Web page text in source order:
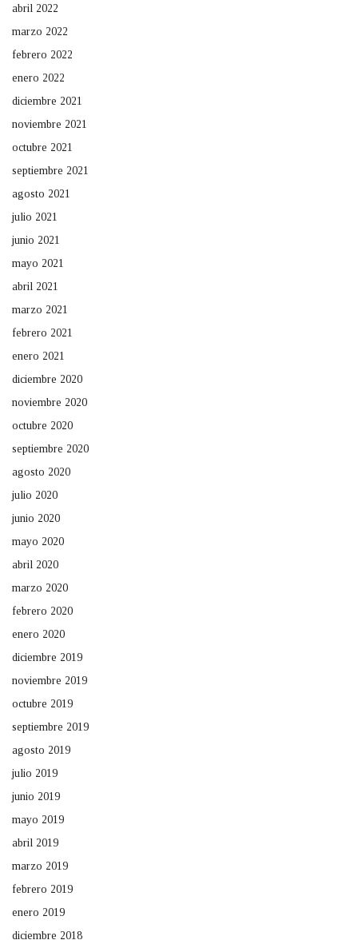
abril 2022
marzo 2022
febrero 2022
enero 2022
diciembre 2021
noviembre 2021
octubre 2021
septiembre 2021
agosto 2021
julio 2021
junio 2021
mayo 2021
abril 2021
marzo 2021
febrero 2021
enero 2021
diciembre 2020
noviembre 2020
octubre 2020
septiembre 2020
agosto 2020
julio 2020
junio 2020
mayo 2020
abril 2020
marzo 2020
febrero 2020
enero 2020
diciembre 2019
noviembre 2019
octubre 2019
septiembre 2019
agosto 2019
julio 2019
junio 2019
mayo 2019
abril 2019
marzo 2019
febrero 2019
enero 2019
diciembre 2018